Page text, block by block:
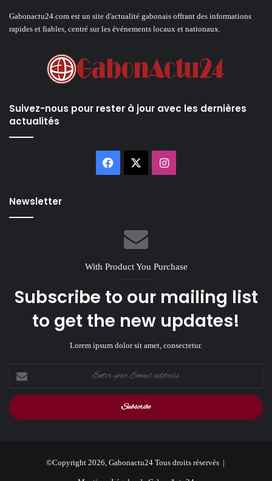
Gabonactu24.com est un site d'actualité gabonais offrant des informations
rapides et fiables, centré sur les événements locaux et nationaux.
Suivez-nous pour rester à jour avec les dernières
actualités
Facebook Instagram
Newsletter
With Product You Purchase
Subscribe to our mailing list
to get the new updates!
Lorem ipsum dolor sit amet, consectetur.
your
Email
address
©Copyright 2026, Gabonactu24 Tous droits réservés |